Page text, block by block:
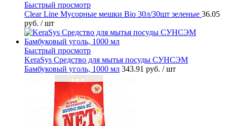
Быстрый просмотр
Clear Line Мусорные мешки Bio 30л/30шт зеленые 36.05
руб. / шт
Быстрый просмотр
KeraSys Средство для мытья посуды СУНСЭМ
Бамбуковый уголь, 1000 мл 343.91 руб. / шт